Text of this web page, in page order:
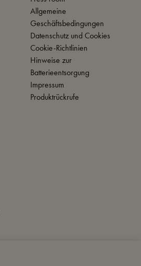
Allgemeine
Geschäftsbedingungen
Datenschutz und Cookies
Cookie-Richtlinien
Hinweise zur
Batterieentsorgung
Impressum
Produktrückrufe